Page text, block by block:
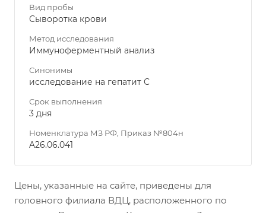
Вид пробы
Сыворотка крови
Метод исследования
Иммуноферментный анализ
Синонимы
исследование на гепатит С
Срок выполнения
3 дня
Номенклатура МЗ РФ, Приказ №804н
A26.06.041
Цены, указанные на сайте, приведены для
головного филиала ВДЦ, расположенного по